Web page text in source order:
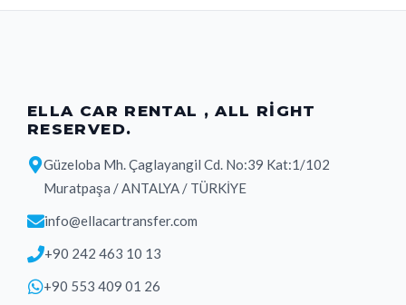
ELLA CAR RENTAL , ALL RIGHT
RESERVED.
Güzeloba Mh. Çaglayangil Cd. No:39 Kat:1/102
Muratpaşa / ANTALYA / TÜRKİYE
info@ellacartransfer.com
+90 242 463 10 13
+90 553 409 01 26